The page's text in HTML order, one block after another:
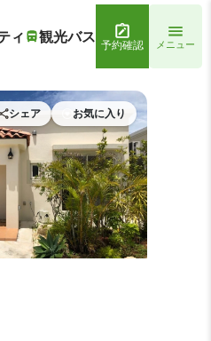
ィ 観光バス 予約確認 メニュー
シェア お気に入り